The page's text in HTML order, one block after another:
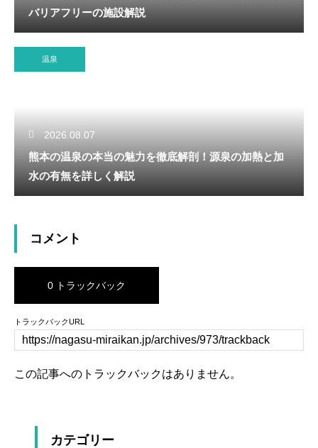
バリアフリーの施設解説
温泉
2026.08.07
熊本の温泉の本当の魅力を徹底解剖！源泉の加熱と加
水の有無を詳しく解説
コメント
0 トラックバック
トラックバックURL
この記事へのトラックバックはありません。
カテゴリー